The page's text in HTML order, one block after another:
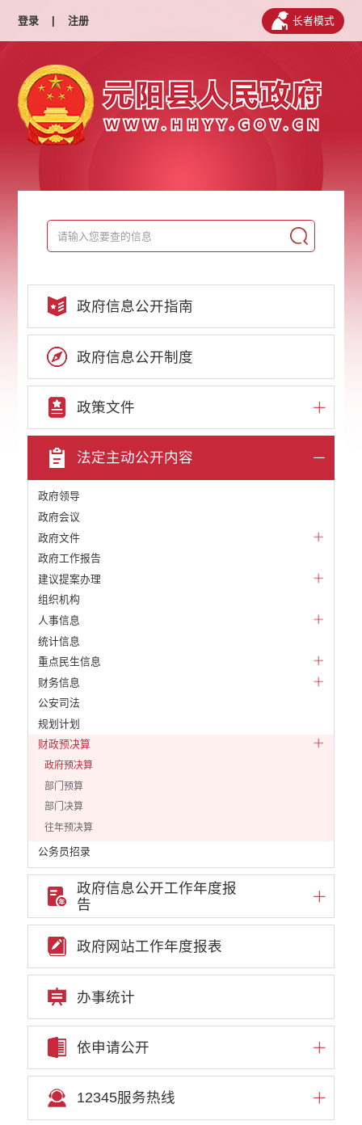
登录 | 注册 长者模式
政府信息公开指南
政府信息公开制度
政策文件
法定主动公开内容
政府领导
政府会议
政府文件
政府工作报告
建议提案办理
组织机构
人事信息
统计信息
重点民生信息
财务信息
公安司法
规划计划
财政预决算
政府预决算
部门预算
部门决算
往年预决算
公务员招录
公共资源配置
重大决策预公开
重大决策听证事项
权责清单
行政事项
部门信息公开基本目录
重大项目
重点领域责任部门信息公开
政府信息公开工作年度报
告
政府网站工作年度报表
办事统计
依申请公开
12345服务热线